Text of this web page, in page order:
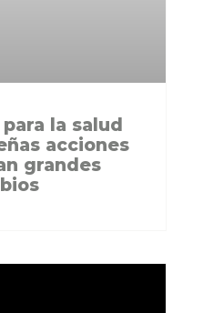
la salud
acciones
grandes